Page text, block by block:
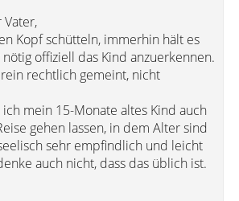
Kopf schütteln, immerhin hält es
offiziell das Kind anzuerkennen.
rechtlich gemeint, nicht
mein 15-Monate altes Kind auch
gehen lassen, in dem Alter sind
sehr empfindlich und leicht
auch nicht, dass das üblich ist.